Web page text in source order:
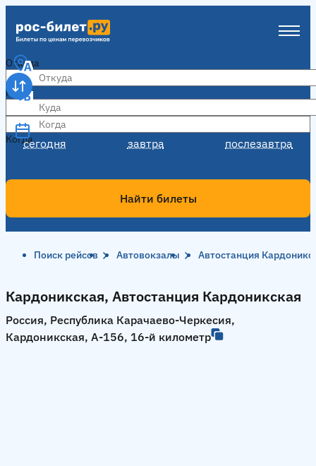
Откуда
Куда
Когда
сегодня завтра послезавтра
Когда
Найти билеты
Поиск рейсов Автовокзалы Автостанция
Кардоникская, Автостанция Кардоникская
Россия, Республика Карачаево-Черкесия,
Кардоникская, А-156, 16-й километр